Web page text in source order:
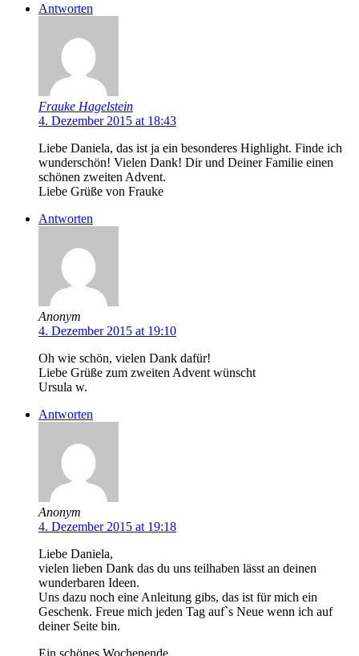
Antworten
Frauke Hagelstein
4. Dezember 2015 at 18:43
Liebe Daniela, das ist ja ein besonderes Highlight. Finde ich
wunderschön! Vielen Dank! Dir und Deiner Familie einen
schönen zweiten Advent.
Liebe Grüße von Frauke
Antworten
Anonym
4. Dezember 2015 at 19:10
Oh wie schön, vielen Dank dafür!
Liebe Grüße zum zweiten Advent wünscht
Ursula w.
Antworten
Anonym
4. Dezember 2015 at 19:18
Liebe Daniela,
vielen lieben Dank das du uns teilhaben lässt an deinen
wunderbaren Ideen.
Uns dazu noch eine Anleitung gibs, das ist für mich ein
Geschenk. Freue mich jeden Tag auf`s Neue wenn ich auf
deiner Seite bin.
Ein schönes Wochenende